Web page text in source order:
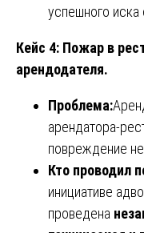
успешного
Кейс 4: Пожар в
арендодателя.
Проблема:
арендатора-
повреждение
Кто проводил
инициативе
проведена